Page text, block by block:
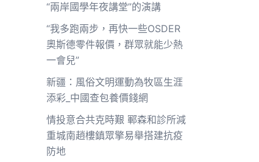
“兩岸國學年夜講堂”的演講
“我多跑兩步，再快一些OSDER
奧斯德零件報價，群眾就能少熱
一會兒”
新疆：風俗文明運動為牧區生涯
添彩_中國查包養價錢網
情投意合共克時艱 鄆森和診所減
重城南趙樓鎮眾擎易舉搭建抗疫
防地